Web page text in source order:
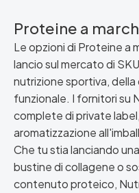
Proteine a
Le opzioni di Proteine a
lancio sul mercato di
nutrizione sportiva,
funzionale. I fornitori su
complete di private
aromatizzazione
Che tu stia lanciando
bustine di collagene o
contenuto proteico,